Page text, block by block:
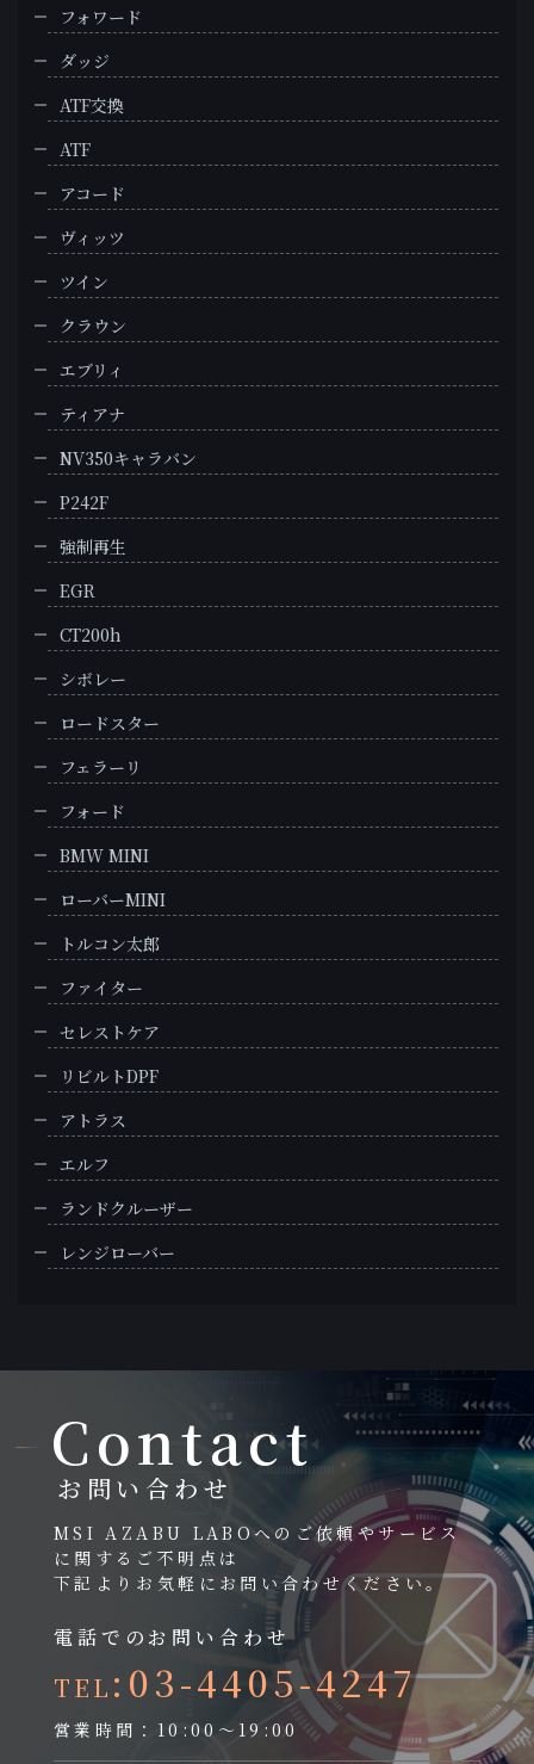
フォワード
ダッジ
ATF交換
ATF
アコード
ヴィッツ
ツイン
クラウン
エブリィ
ティアナ
NV350キャラバン
P242F
強制再生
EGR
CT200h
シボレー
ロードスター
フェラーリ
フォード
BMW MINI
ローバーMINI
トルコン太郎
ファイター
セレストケア
リビルトDPF
アトラス
エルフ
ランドクルーザー
レンジローバー
Contact
お問い合わせ
MSI AZABU LABOへのご依頼やサービス
に関するご不明点は
下記よりお気軽にお問い合わせください。
電話でのお問い合わせ
TEL :03-4405-4247
営業時間：10:00～19:00